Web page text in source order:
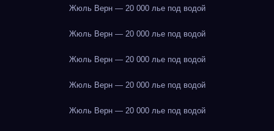
Жюль Верн — 20 000 лье под водой
Жюль Верн — 20 000 лье под водой
Жюль Верн — 20 000 лье под водой
Жюль Верн — 20 000 лье под водой
Жюль Верн — 20 000 лье под водой